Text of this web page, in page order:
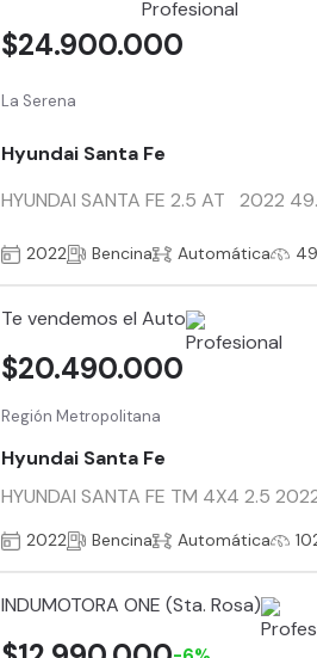
La Serena
Hyundai Santa Fe
HYUNDAI SANTA FE 2.5 AT 2022
$24.900.000
2022 Bencina Automática
Te vendemos el Auto
Región Metropolitana
Hyundai Santa Fe
HYUNDAI SANTA FE TM 4X4 2.5
$20.490.000
2022 Bencina Automática
INDUMOTORA ONE (Sta. Rosa)